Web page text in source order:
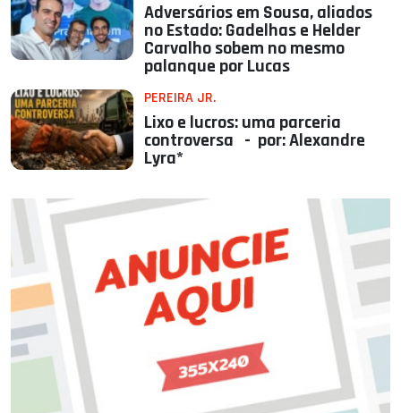
Adversários em Sousa, aliados
no Estado: Gadelhas e Helder
Carvalho sobem no mesmo
palanque por Lucas
PEREIRA JR.
Lixo e lucros: uma parceria
controversa - por: Alexandre
Lyra*